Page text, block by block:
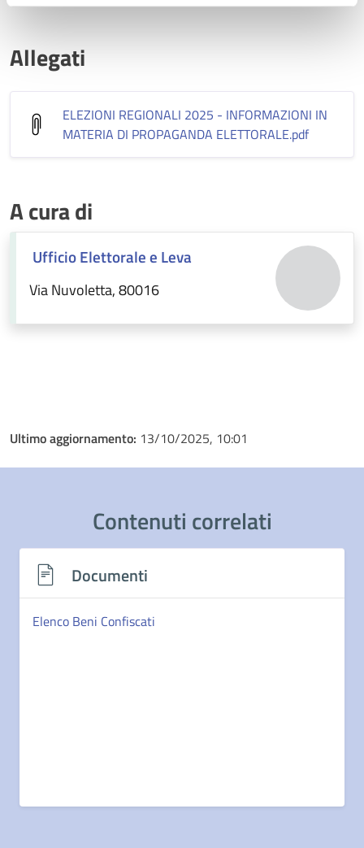
Allegati
ELEZIONI REGIONALI 2025 - INFORMAZIONI IN
MATERIA DI PROPAGANDA ELETTORALE.pdf
A cura di
Ufficio Elettorale e Leva
Via Nuvoletta, 80016
Ultimo aggiornamento: 13/10/2025, 10:01
Contenuti correlati
Documenti
Elenco Beni Confiscati